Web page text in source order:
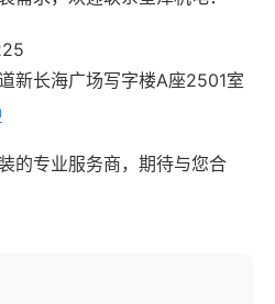
新长海广场写字楼A座2501室
的专业服务商，期待与您合